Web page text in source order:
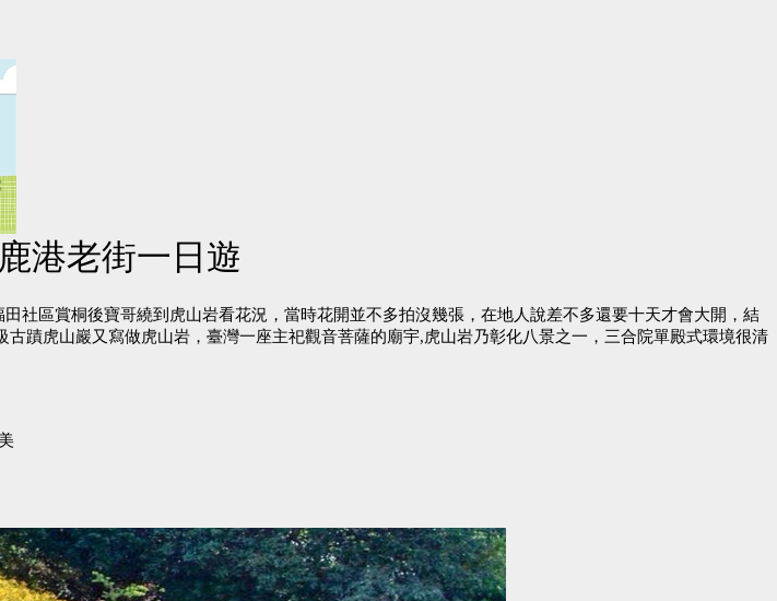
港老街一日遊
社區賞桐後寶哥繞到虎山岩看花況，當時花開並不多拍沒幾張，在地人說差不多還要十天才會大開，結
蹟虎山巖又寫做虎山岩，臺灣一座主祀觀音菩薩的廟宇,虎山岩乃彰化八景之一，三合院單殿式環境很清